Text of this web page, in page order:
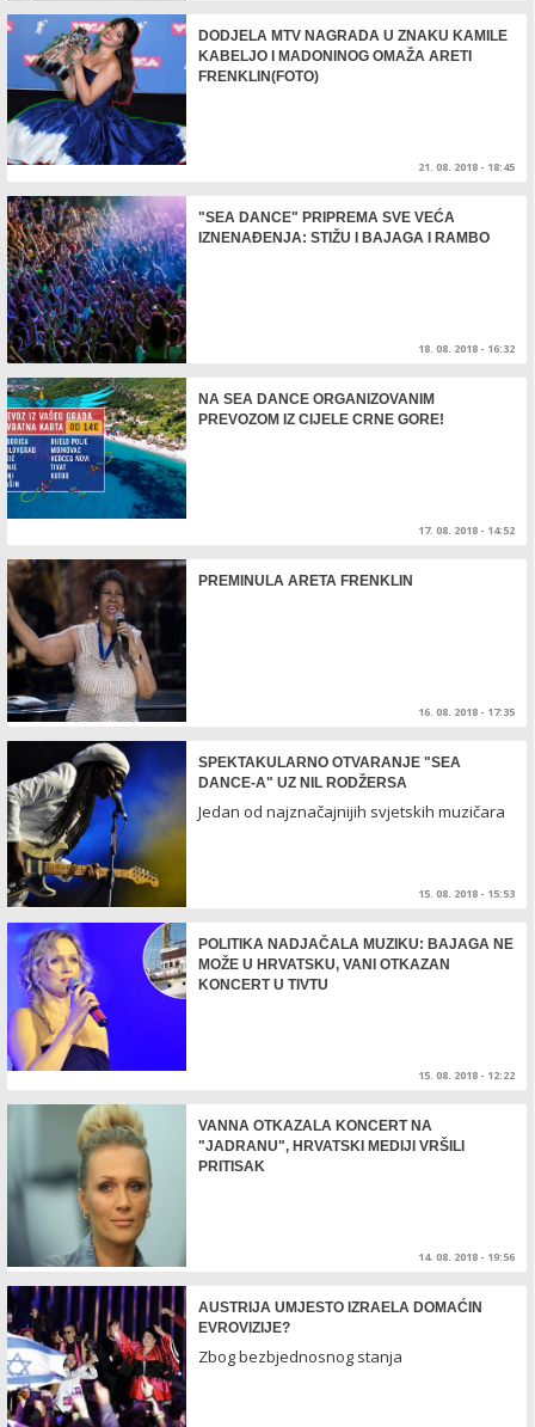
DODJELA MTV NAGRADA U ZNAKU KAMILE
KABELJO I MADONINOG OMAŽA ARETI
FRENKLIN(FOTO)
21. 08. 2018 - 18:45
"SEA DANCE" PRIPREMA SVE VEĆA
IZNENAĐENJA: STIŽU I BAJAGA I RAMBO
18. 08. 2018 - 16:32
NA SEA DANCE ORGANIZOVANIM
PREVOZOM IZ CIJELE CRNE GORE!
17. 08. 2018 - 14:52
PREMINULA ARETA FRENKLIN
16. 08. 2018 - 17:35
SPEKTAKULARNO OTVARANJE "SEA
DANCE-A" UZ NIL RODŽERSA
Jedan od najznačajnijih svjetskih muzičara
15. 08. 2018 - 15:53
POLITIKA NADJAČALA MUZIKU: BAJAGA NE
MOŽE U HRVATSKU, VANI OTKAZAN
KONCERT U TIVTU
15. 08. 2018 - 12:22
VANNA OTKAZALA KONCERT NA
"JADRANU", HRVATSKI MEDIJI VRŠILI
PRITISAK
14. 08. 2018 - 19:56
AUSTRIJA UMJESTO IZRAELA DOMAĆIN
EVROVIZIJE?
Zbog bezbjednosnog stanja